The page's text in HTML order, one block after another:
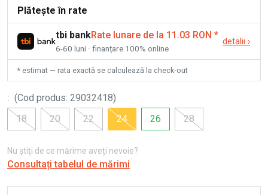
Plătește în rate
tbi bankRate lunare de la 11.03 RON *
6-60 luni · finanțare 100% online
detalii ›
* estimat — rata exactă se calculează la check-out
: (Cod produs: 29032418)
18
20 22 24 26 28
Nu știți de ce mărime aveți nevoie?
Consultați tabelul de mărimi